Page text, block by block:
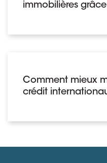
immobilières grâce
Comment mieux
crédit